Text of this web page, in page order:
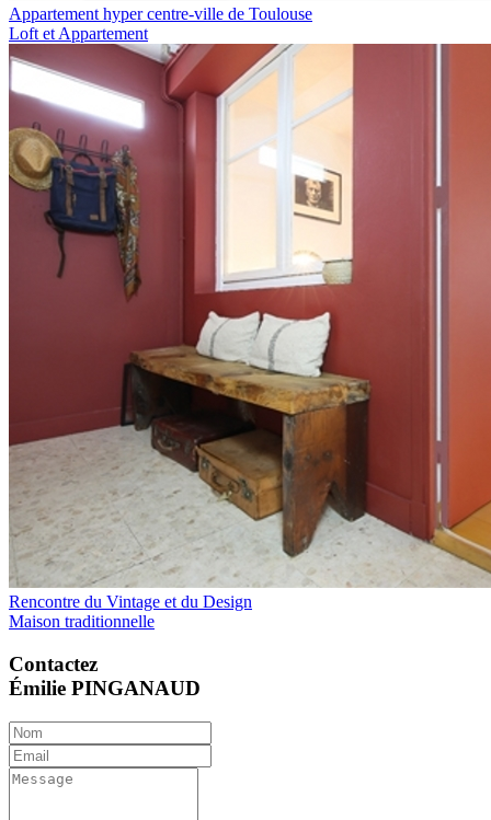
Appartement hyper centre-ville de Toulouse
Loft et Appartement
Rencontre du Vintage et du Design
Maison traditionnelle
Contactez
Émilie PINGANAUD